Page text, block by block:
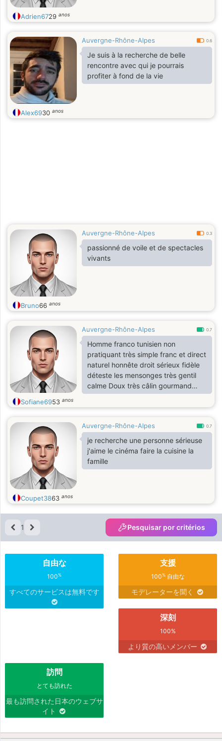
Adrien6729 anos
Auvergne-Rhône-Alpes 0.6
Je suis à la recherche de belle
rencontre avec qui je pourrais
profiter à fond de la vie
Alex6930 anos
Auvergne-Rhône-Alpes 0.3
passionné de voile et de spectacles
vivants
Bruno66 anos
Auvergne-Rhône-Alpes 0.7
Homme franco tunisien non
pratiquant très simple franc et direct
naturel honnête droit sérieux fidèle
déteste les mensonges très gentil
calme Doux très câlin gourmand
demandeur dominateur a se niveau
ancien champion de karaté et boxe
voyage cinéma resto
Cherche une relation sérieuse
Sofiane6953 anos
Auvergne-Rhône-Alpes 0.7
je recherche une personne sérieuse
j'aime le cinéma faire la cuisine la
famille
Coupet3863 anos
1 Pesquisar por critérios
自由な
100%
すべてのサービスは無料です
支援
100%自由な
モデレーターを聞く
深刻
100%
より質の高いメンバー
訪問
とても訪れた
最も訪問された日本のウェブサ
イト